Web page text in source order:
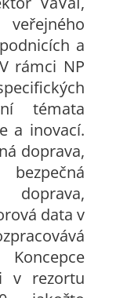
a
rámci NP
témata
a inovací.
doprava,
data v
v rezortu